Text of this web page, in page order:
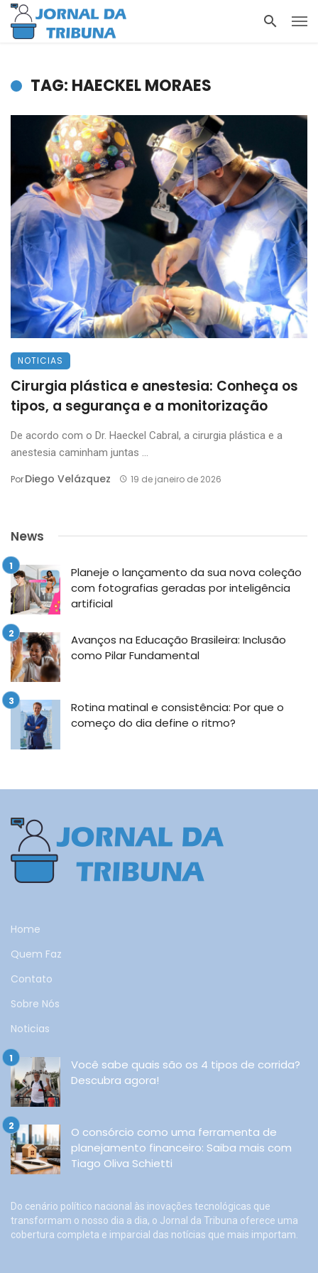
TAG: HAECKEL MORAES
NOTICIAS
Cirurgia plástica e anestesia: Conheça os
tipos, a segurança e a monitorização
De acordo com o Dr. Haeckel Cabral, a cirurgia plástica e a
anestesia caminham juntas ...
PorDiego Velázquez 19 de janeiro de 2026
News
Planeje o lançamento da sua nova coleção
com fotografias geradas por inteligência
artificial
Avanços na Educação Brasileira: Inclusão
como Pilar Fundamental
Rotina matinal e consistência: Por que o
começo do dia define o ritmo?
Home
Quem Faz
Contato
Sobre Nós
Noticias
Você sabe quais são os 4 tipos de corrida?
Descubra agora!
O consórcio como uma ferramenta de
planejamento financeiro: Saiba mais com
Tiago Oliva Schietti
Do cenário político nacional às inovações tecnológicas que
transformam o nosso dia a dia, o Jornal da Tribuna oferece uma
cobertura completa e imparcial das notícias que mais importam.